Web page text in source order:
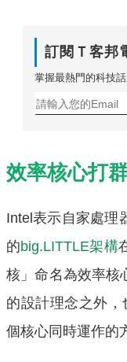
訂閱Ｔ客邦
掌握最熱門的科技
效率核心打
Intel表示自家處理
的big.LITTLE架構
核」命名為效率核
的設計理念之外
個核心同時運作的